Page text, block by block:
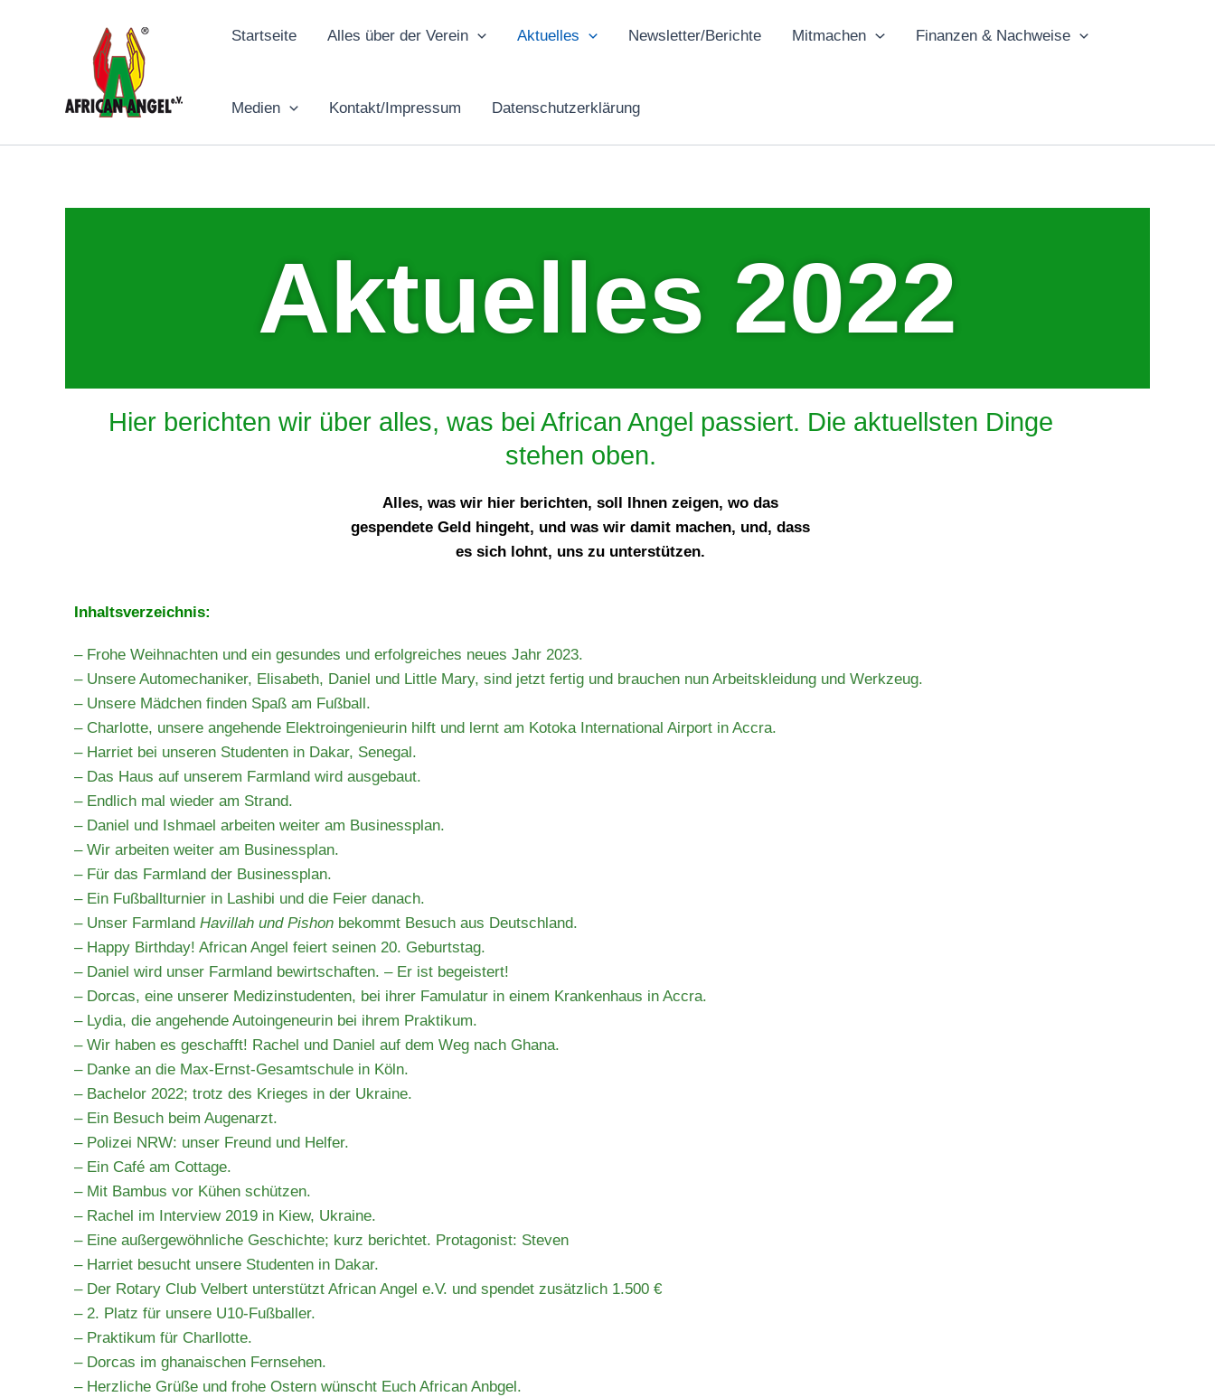
Startseite Alles über der Verein Aktuelles Newsletter/Berichte Mitmachen Finanzen & Nachweise
Medien Kontakt/Impressum Datenschutzerklärung
Aktuelles 2022
Hier berichten wir über alles, was bei African Angel passiert. Die aktuellsten Dinge
stehen oben.
Alles, was wir hier berichten, soll Ihnen zeigen, wo das
gespendete Geld hingeht, und was wir damit machen, und, dass
es sich lohnt, uns zu unterstützen.
Inhaltsverzeichnis:
– Frohe Weihnachten und ein gesundes und erfolgreiches neues Jahr 2023.
– Unsere Automechaniker, Elisabeth, Daniel und Little Mary, sind jetzt fertig und brauchen nun Arbeitskleidung und Werkzeug.
– Unsere Mädchen finden Spaß am Fußball.
– Charlotte, unsere angehende Elektroingenieurin hilft und lernt am Kotoka International Airport in Accra.
– Harriet bei unseren Studenten in Dakar, Senegal.
– Das Haus auf unserem Farmland wird ausgebaut.
– Endlich mal wieder am Strand.
– Daniel und Ishmael arbeiten weiter am Businessplan.
– Wir arbeiten weiter am Businessplan.
– Für das Farmland der Businessplan.
– Ein Fußballturnier in Lashibi und die Feier danach.
– Unser Farmland Havillah und Pishon bekommt Besuch aus Deutschland.
– Happy Birthday! African Angel feiert seinen 20. Geburtstag.
– Daniel wird unser Farmland bewirtschaften. – Er ist begeistert!
– Dorcas, eine unserer Medizinstudenten, bei ihrer Famulatur in einem Krankenhaus in Accra.
– Lydia, die angehende Autoingeneurin bei ihrem Praktikum.
– Wir haben es geschafft! Rachel und Daniel auf dem Weg nach Ghana.
– Danke an die Max-Ernst-Gesamtschule in Köln.
– Bachelor 2022; trotz des Krieges in der Ukraine.
– Ein Besuch beim Augenarzt.
– Polizei NRW: unser Freund und Helfer.
– Ein Café am Cottage.
– Mit Bambus vor Kühen schützen.
– Rachel im Interview 2019 in Kiew, Ukraine.
– Eine außergewöhnliche Geschichte; kurz berichtet. Protagonist: Steven
– Harriet besucht unsere Studenten in Dakar.
– Der Rotary Club Velbert unterstützt African Angel e.V. und spendet zusätzlich 1.500 €
– 2. Platz für unsere U10-Fußballer.
– Praktikum für Charllotte.
– Dorcas im ghanaischen Fernsehen.
– Herzliche Grüße und frohe Ostern wünscht Euch African Anbgel.